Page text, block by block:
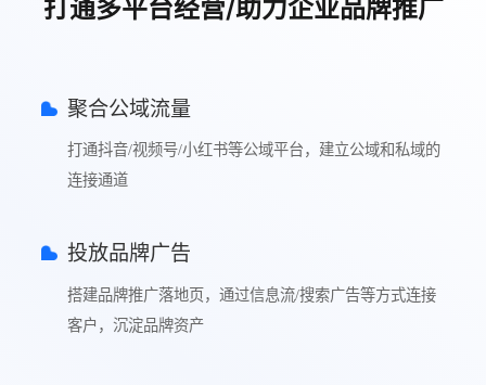
打通多平台经营/助力企业品牌推广
聚合公域流量
打通抖音/视频号/小红书等公域平台，建立公域和私域的
连接通道
投放品牌广告
搭建品牌推广落地页，通过信息流/搜索广告等方式连接
客户，沉淀品牌资产